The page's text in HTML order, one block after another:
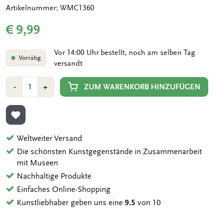
Artikelnummer: WMC1360
€ 9,99
Vorrätig
Vor 14:00 Uhr bestellt, noch am selben Tag
versandt
-Min
1
Anzahl
+Plus
1
ZUM WARENKORB HINZUFÜGEN
ZUR WUNSCHLISTE HINZUFÜGEN
Weltweiter Versand
Die schönsten Kunstgegenstände in Zusammenarbeit
mit Museen
Nachhaltige Produkte
Einfaches Online-Shopping
Kunstliebhaber geben uns eine9.5 von 10